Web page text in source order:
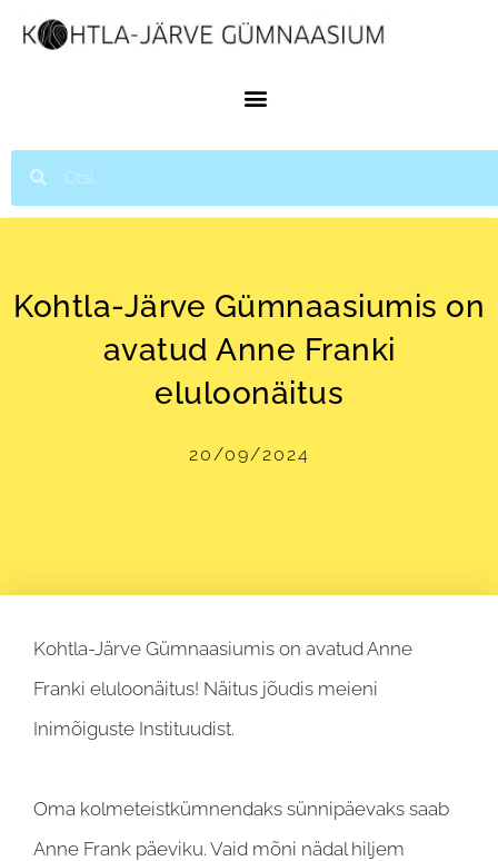
Kohtla-Järve Gümnaasiumis on
avatud Anne Franki
eluloonäitus
20/09/2024
Kohtla-Järve Gümnaasiumis on avatud Anne
Franki eluloonäitus! Näitus jõudis meieni
Inimõiguste Instituudist.
Oma kolmeteistkümnendaks sünnipäevaks saab
Anne Frank päeviku. Vaid mõni nädal hiljem